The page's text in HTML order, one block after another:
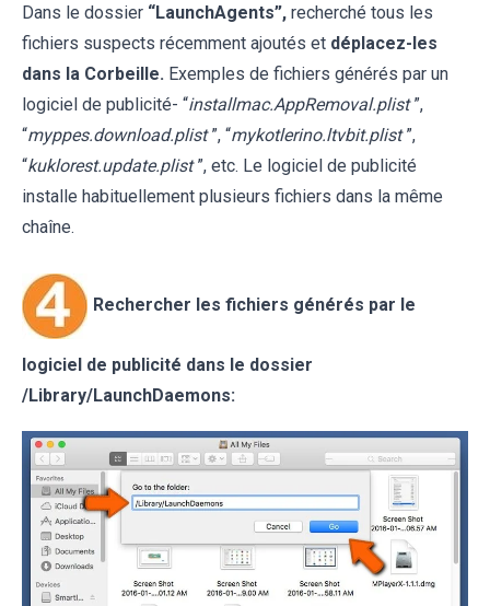
Dans le dossier “LaunchAgents”, recherché tous les
fichiers suspects récemment ajoutés et déplacez-les
dans la Corbeille. Exemples de fichiers générés par un
logiciel de publicité- “installmac.AppRemoval.plist ”,
“myppes.download.plist ”, “mykotlerino.ltvbit.plist ”,
“kuklorest.update.plist ”, etc. Le logiciel de publicité
installe habituellement plusieurs fichiers dans la même
chaîne.
Rechercher les fichiers générés par le
logiciel de publicité dans le dossier
/Library/LaunchDaemons: